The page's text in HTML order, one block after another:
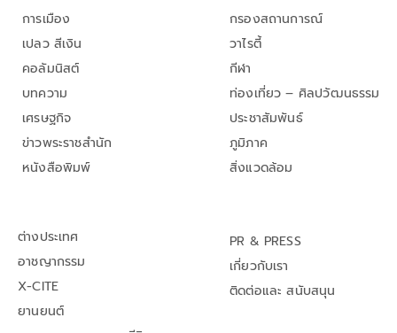
การเมือง
เปลว สีเงิน
คอลัมนิสต์
บทความ
เศรษฐกิจ
ข่าวพระราชสำนัก
หนังสือพิมพ์
กรองสถานการณ์
วาไรตี้
กีฬา
ท่องเที่ยว – ศิลปวัฒนธรรม
ประชาสัมพันธ์
ภูมิภาค
สิ่งแวดล้อม
ต่างประเทศ
อาชญากรรม
X-CITE
ยานยนต์
PR & PRESS
เกี่ยวกับเรา
ติดต่อและ สนับสนุน